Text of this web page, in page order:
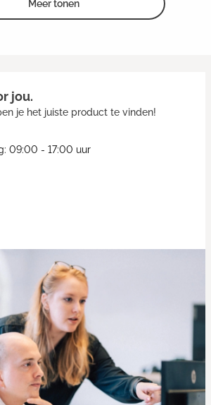
Meer tonen
jou.
je het juiste product te vinden!
09:00 - 17:00 uur